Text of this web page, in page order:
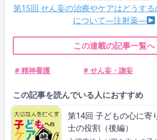
第15回 せん妄の治療やケアはどうす
について―注射薬―
この連載の記事一覧へ
# 精神看護 # せん妄・譫妄
この記事を読んでいる人におすすめ
第14回 子どもの心に寄
士の役割（後編）